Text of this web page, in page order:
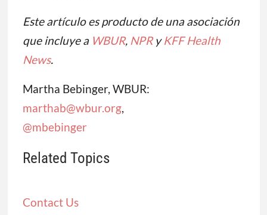
Este artículo es producto de una asociación
que incluye a WBUR, NPRyKFF Health
News.
Martha Bebinger, WBUR:
marthab@wbur.org,
@mbebinger
Related Topics
Contact Us